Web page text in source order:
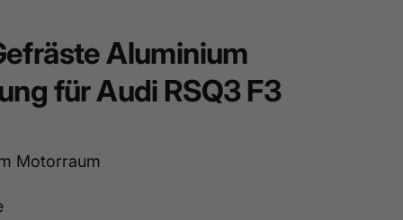
Aluminium
für Audi RSQ3 F3
Motorraum